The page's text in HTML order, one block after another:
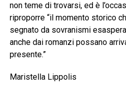
non teme di trovarsi, ed è
riproporre “il momento storico
segnato da sovranismi
anche dai romanzi possano
presente.”
Maristella Lippolis